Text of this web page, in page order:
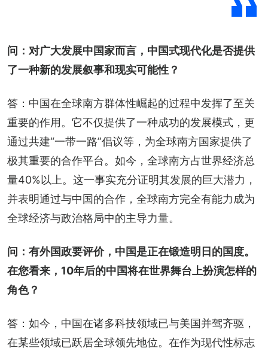
问：对广大发展中国家而言，中国式现代化是否提供
了一种新的发展叙事和现实可能性？
答：中国在全球南方群体性崛起的过程中发挥了至关
重要的作用。它不仅提供了一种成功的发展模式，更
通过共建“一带一路”倡议等，为全球南方国家提供了
极其重要的合作平台。如今，全球南方占世界经济总
量40%以上。这一事实充分证明其发展的巨大潜力，
并表明通过与中国的合作，全球南方完全有能力成为
全球经济与政治格局中的主导力量。
问：有外国政要评价，中国是正在锻造明日的国度。
在您看来，10年后的中国将在世界舞台上扮演怎样的
角色？
答：如今，中国在诸多科技领域已与美国并驾齐驱，
在某些领域已跃居全球领先地位。在作为现代性标志